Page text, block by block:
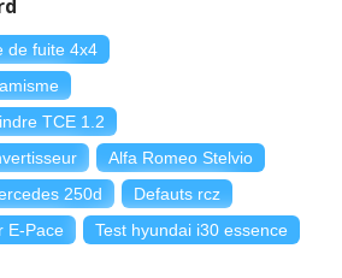
de fuite 4x4
TCE 1.2
Alfa Romeo Stelvio
250d
Defauts rcz
E-Pace
Test hyundai i30 essence